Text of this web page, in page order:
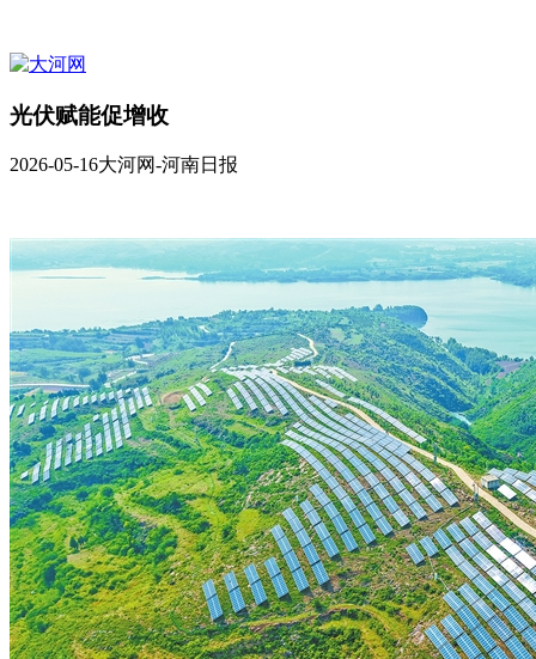
光伏赋能促增收
2026-05-16大河网-河南日报